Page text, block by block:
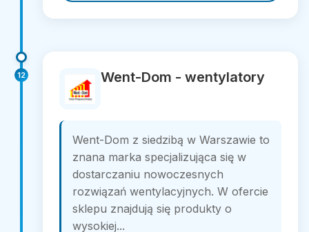
12 Went-Dom - wentylatory
Went-Dom z siedzibą w Warszawie to
znana marka specjalizująca się w
dostarczaniu nowoczesnych
rozwiązań wentylacyjnych. W ofercie
sklepu znajdują się produkty o
wysokiej...